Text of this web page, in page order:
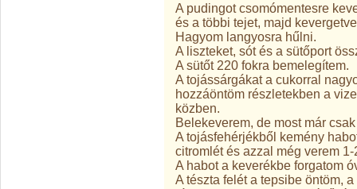
A pudingot csomómentesre
és a többi tejet, majd
Hagyom langyosra hűlni.
A liszteket, sót és a sütőport
A sütőt 220 fokra bemelegítem.
A tojássárgákat a cukorral
hozzáöntöm részletekben a
közben.
Belekeverem, de most már
A tojásfehérjékből kemény
citromlét és azzal még verem
A habot a keverékbe forgatom
A tészta felét a tepsibe öntöm,